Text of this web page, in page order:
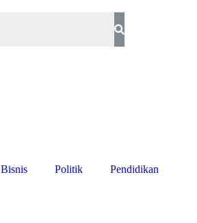
Bisnis Politik Pendidikan